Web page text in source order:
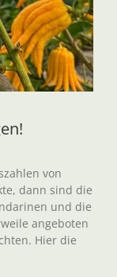
von
dann sind die
und die
angeboten
Hier die